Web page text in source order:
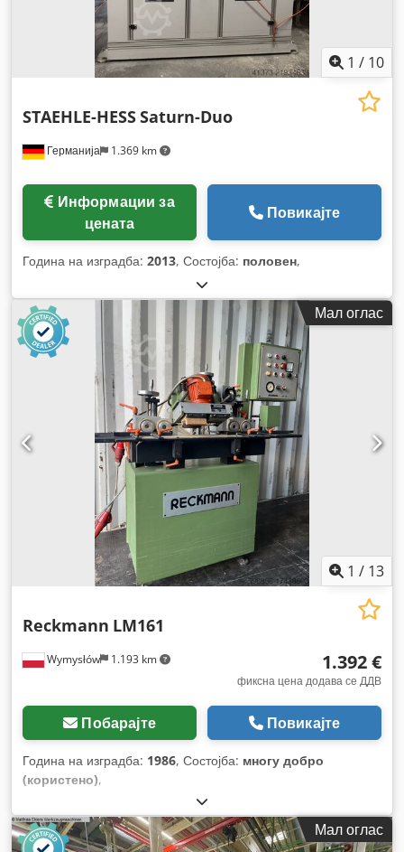
1 / 10
Германија 1.369 km
STAEHLE-HESSSaturn-Duo
цената
Повикајте
Година на изградба: 2013, Состојба: половен,
Мал оглас
1 / 13
Wymysłów 1.193 km
Reckmann LM161
1.392 €
фиксна цена додава се ДДВ
Побарајте Повикајте
Година на изградба: 1986, Состојба: многу добро
(користено),
Мал оглас